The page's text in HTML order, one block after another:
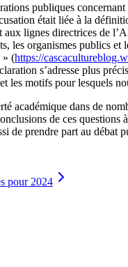
publiques
était liée à la
lignes directrices de
organismes publics
» (https://
s’adresse plus
les motifs pour lesquels
académique dans de
de ces
de prendre part au
pour 2024